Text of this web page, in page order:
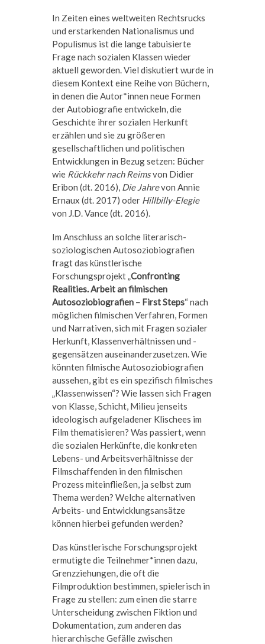
In Zeiten eines weltweiten Rechtsrucks
und erstarkenden Nationalismus und
Populismus ist die lange tabuisierte
Frage nach sozialen Klassen wieder
aktuell geworden. Viel diskutiert wurde in
diesem Kontext eine Reihe von Büchern,
in denen die Autor*innen neue Formen
der Autobiografie entwickeln, die
Geschichte ihrer sozialen Herkunft
erzählen und sie zu größeren
gesellschaftlichen und politischen
Entwicklungen in Bezug setzen: Bücher
wie Rückkehr nach Reimsvon Didier
Eribon (dt. 2016), Die Jahrevon Annie
Ernaux (dt. 2017) oder Hillbilly-Elegie
von J.D. Vance (dt. 2016).
Im Anschluss an solche literarisch-
soziologischen Autosoziobiografien
fragt das künstlerische
Forschungsprojekt „Confronting
Realities. Arbeit an filmischen
Autosoziobiografien – First Steps“ nach
möglichen filmischen Verfahren, Formen
und Narrativen, sich mit Fragen sozialer
Herkunft, Klassenverhältnissen und -
gegensätzen auseinanderzusetzen. Wie
könnten filmische Autosoziobiografien
aussehen, gibt es ein spezifisch filmisches
„Klassenwissen“? Wie lassen sich Fragen
von Klasse, Schicht, Milieu jenseits
ideologisch aufgeladener Klischees im
Film thematisieren? Was passiert, wenn
die sozialen Herkünfte, die konkreten
Lebens- und Arbeitsverhältnisse der
Filmschaffenden in den filmischen
Prozess miteinfließen, ja selbst zum
Thema werden? Welche alternativen
Arbeits- und Entwicklungsansätze
können hierbei gefunden werden?
Das künstlerische Forschungsprojekt
ermutigte die Teilnehmer*innen dazu,
Grenzziehungen, die oft die
Filmproduktion bestimmen, spielerisch in
Frage zu stellen: zum einen die starre
Unterscheidung zwischen Fiktion und
Dokumentation, zum anderen das
hierarchische Gefälle zwischen